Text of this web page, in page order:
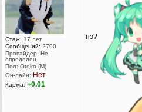
Стаж: 17 лет
Сообщений: 2790
Провайдер: Не
определен
Пол: Otoko (M)
Он-лайн: Нет
Карма: +0.01
нэ?